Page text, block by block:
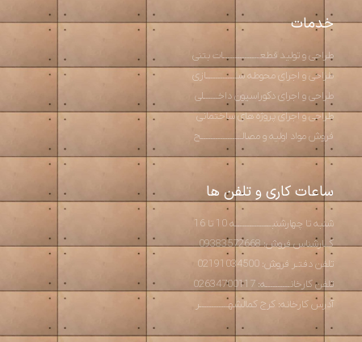
خدمات
طراحی و تولید قطعـــــــــــــــات بتنی
طراحی و اجرای محوطه ســـــــــــــازی
طراحی و اجرای دکوراسیون داخــــــلی
طراحی و اجرای پروژه های ساختمانی
فروش مواد اولیه و مصالـــــــــــــــــح
ساعات کاری و تلفن ها
شنبه تا چهارشنبـــــــــــــــه 10 تا 16
کــارشناس فروش: 09383572668
تلفن دفتـر فروش: 02191034500
تلفن کارخانــــــــــه: 02634700117
آدرس کارخانه: کرج کمالشهــــــــــــر